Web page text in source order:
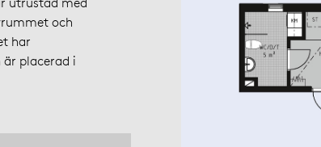
och
har
placerad i